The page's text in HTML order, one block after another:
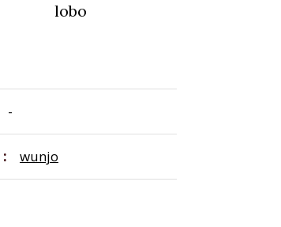
lobo
-
wunjo